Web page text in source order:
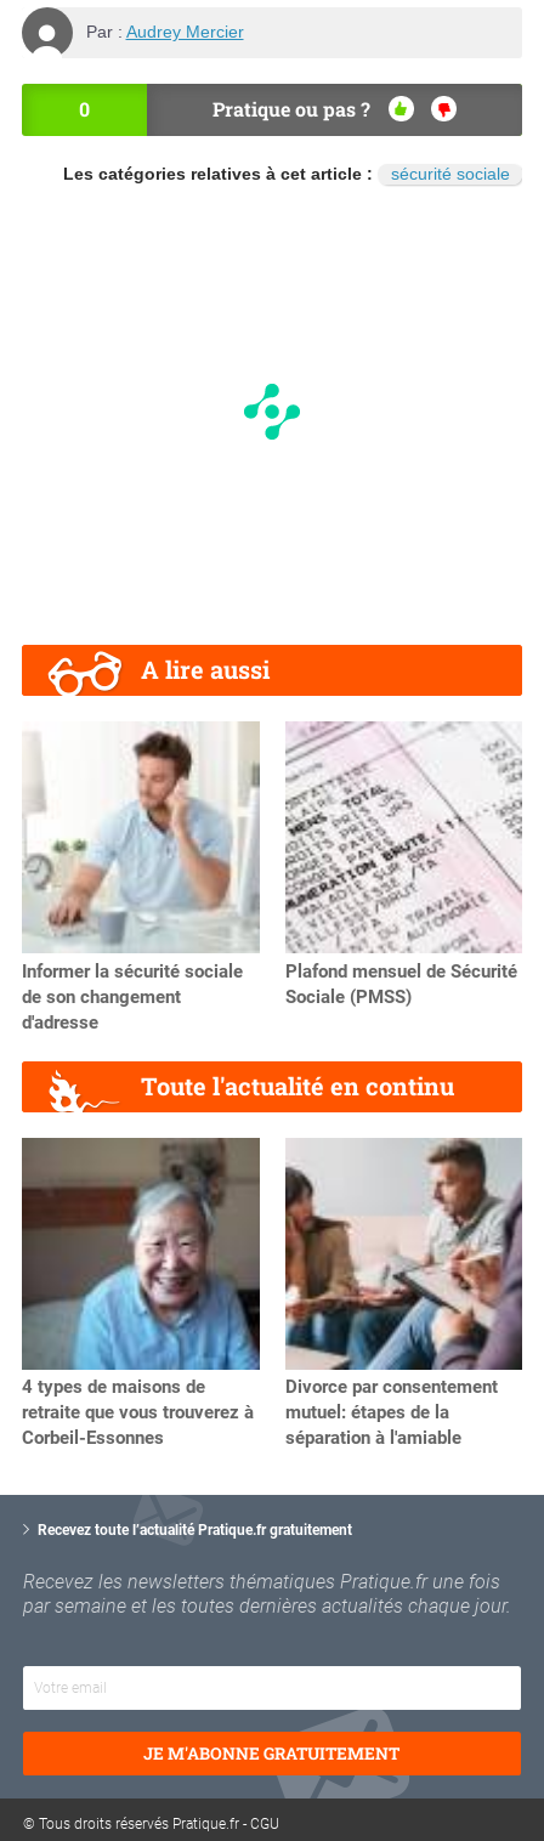
Par : Audrey Mercier
0 Pratique ou pas ?
OU
I
NO
N
Les catégories relatives à cet article : sécurité sociale
A lire aussi
Informer la sécurité sociale
de son changement
d'adresse
Plafond mensuel de Sécurité
Sociale (PMSS)
Toute l'actualité en continu
4 types de maisons de
retraite que vous trouverez à
Corbeil-Essonnes
Divorce par consentement
mutuel: étapes de la
séparation à l'amiable
Recevez toute l’actualité Pratique.fr gratuitement
Recevez les newsletters thématiques Pratique.fr une fois
par semaine et les toutes dernières actualités chaque jour.
o
r
e
e
JE M'ABONNE GRATUITEMENT
© Tous droits réservés Pratique.fr -CGU